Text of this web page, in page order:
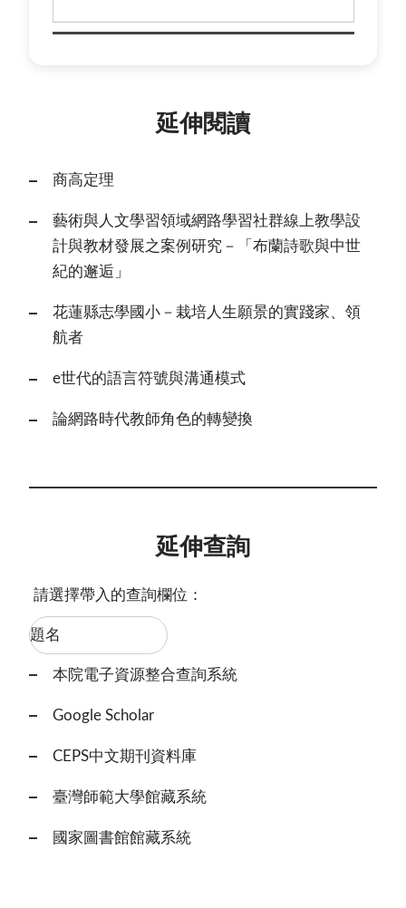
延伸閱讀
商高定理
藝術與人文學習領域網路學習社群線上教學設
計與教材發展之案例研究－「布蘭詩歌與中世
紀的邂逅」
花蓮縣志學國小－栽培人生願景的實踐家、領
航者
e世代的語言符號與溝通模式
論網路時代教師角色的轉變換
延伸查詢
請選擇帶入的查詢欄位：
本院電子資源整合查詢系統
Google Scholar
CEPS中文期刊資料庫
臺灣師範大學館藏系統
國家圖書館館藏系統